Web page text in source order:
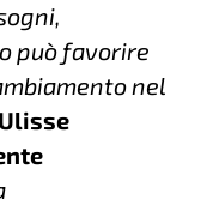
può favorire
nel
Ulisse